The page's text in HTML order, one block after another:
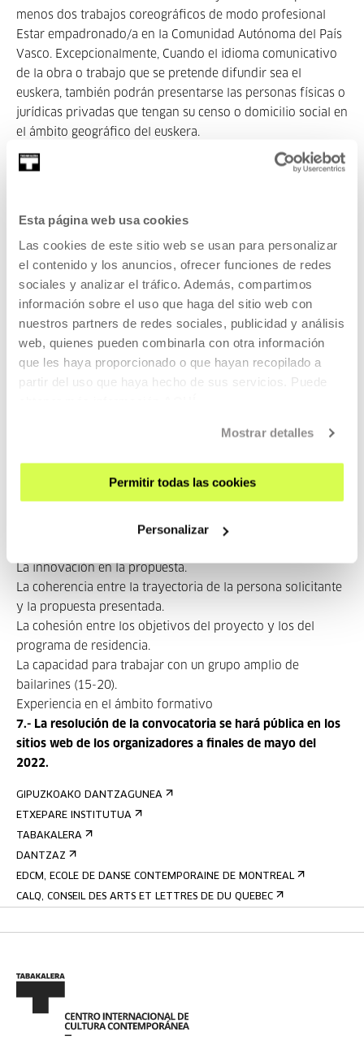
Esta página web usa cookies
Las cookies de este sitio web se usan para personalizar
el contenido y los anuncios, ofrecer funciones de redes
sociales y analizar el tráfico. Además, compartimos
información sobre el uso que haga del sitio web con
nuestros partners de redes sociales, publicidad y análisis
web, quienes pueden combinarla con otra información
que les haya proporcionado o que hayan recopilado a
partir del uso que haya hecho de sus servicios. Puede
Mostrar detalles
Permitir todas las cookies
Personalizar
menos dos trabajos coreográficos de modo profesional
Estar empadronado/a en la Comunidad Autónoma del País
Vasco. Excepcionalmente, Cuando el idioma comunicativo
de la obra o trabajo que se pretende difundir sea el
euskera, también podrán presentarse las personas físicas o
jurídicas privadas que tengan su censo o domicilio social en
el ámbito geográfico del euskera.
Haber colaborado con Gipuzkoako Dantzagunea en alguna
de sus líneas de trabajo, en los últimos tres años
Las solicitudes se enviarán a la dirección de correo
electrónico dantzagunea@gipuzkoa.eus , antes de las 24:00
del 28 de marzo de 2022, con la siguiente información,
incluida en un único documento, en formato PDF, escrito en
euskara/castellano y francés/inglés:
Curriculum Vitae y fotografía.
Breve explicación del proyecto, incluyendo: objetivos,
metodología de trabajo y cronograma.
coreográficos realizados anteriormente.
6.- Criterios de selección
Las solicitudes serán valoradas por un comité de selección,
La innovación en la propuesta.
La coherencia entre la trayectoria de la persona solicitante
y la propuesta presentada.
La cohesión entre los objetivos del proyecto y los del
programa de residencia.
La capacidad para trabajar con un grupo amplio de
bailarines (15-20).
Experiencia en el ámbito formativo
7.- La resolución de la convocatoria se hará pública en los
sitios web de los organizadores a finales de mayo del
2022.
GIPUZKOAKO DANTZAGUNEA
ETXEPARE INSTITUTUA
TABAKALERA
DANTZAZ
EDCM, ECOLE DE DANSE CONTEMPORAINE DE MONTREAL
CALQ, CONSEIL DES ARTS ET LETTRES DE DU QUEBEC